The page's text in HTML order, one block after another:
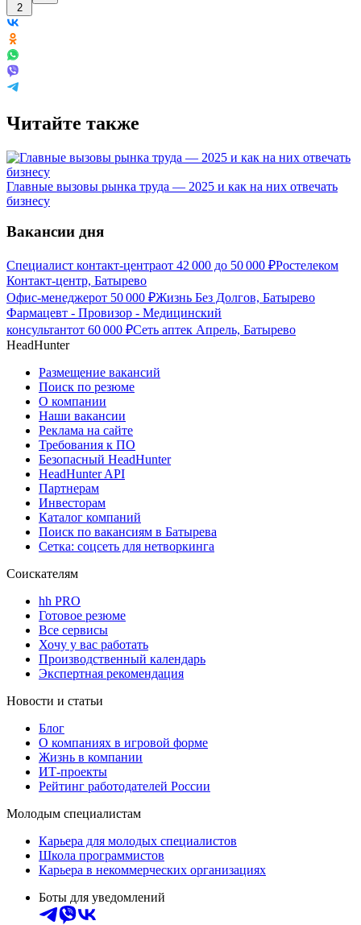
2
Читайте также
Главные вызовы рынка труда — 2025 и как на них отвечать
бизнесу
Вакансии дня
Специалист контакт-центраот 42 000 до 50 000 ₽Ростелеком
Контакт-центр, Батырево
Офис-менеджерот 50 000 ₽Жизнь Без Долгов, Батырево
Фармацевт - Провизор - Медицинский
консультантот 60 000 ₽Сеть аптек Апрель, Батырево
HeadHunter
Размещение вакансий
Поиск по резюме
О компании
Наши вакансии
Реклама на сайте
Требования к ПО
Безопасный HeadHunter
HeadHunter API
Партнерам
Инвесторам
Каталог компаний
Поиск по вакансиям в Батырева
Сетка: соцсеть для нетворкинга
Соискателям
hh PRO
Готовое резюме
Все сервисы
Хочу у вас работать
Производственный календарь
Экспертная рекомендация
Новости и статьи
Блог
О компаниях в игровой форме
Жизнь в компании
ИТ-проекты
Рейтинг работодателей России
Молодым специалистам
Карьера для молодых специалистов
Школа программистов
Карьера в некоммерческих организациях
Боты для уведомлений